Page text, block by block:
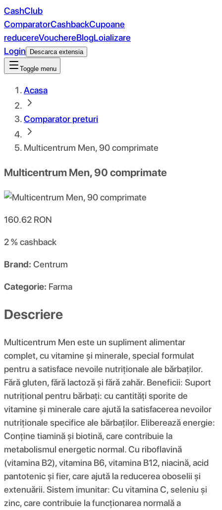
CashClub
ComparatorCashbackCupoane
reducereVouchereBlogLoializare
Login
Descarca extensia
Toggle menu
Acasa
Comparator preturi
Multicentrum Men, 90 comprimate
Multicentrum Men, 90 comprimate
160.62 RON
2 %cashback
Brand: Centrum
Categorie: Farma
Descriere
Multicentrum Men este un supliment alimentar
complet, cu vitamine și minerale, special formulat
pentru a satisface nevoile nutriționale ale bărbaților.
Fără gluten, fără lactoză și fără zahăr. Beneficii: Suport
nutrițional pentru bărbați: cu cantități sporite de
vitamine și minerale care ajută la satisfacerea nevoilor
nutriționale specifice ale bărbaților. Eliberează energie:
Conține tiamină și biotină, care contribuie la
metabolismul energetic normal. Cu riboflavină
(vitamina B2), vitamina B6, vitamina B12, niacină, acid
pantotenic și fier, care ajută la reducerea oboselii și
extenuării. Sistem imunitar: Cu vitamina C, seleniu și
zinc, care contribuie la funcționarea normală a